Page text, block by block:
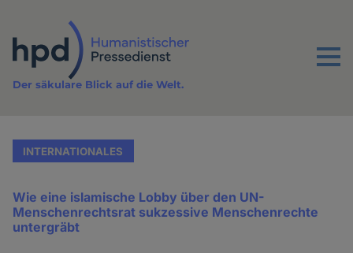
Inhalt
Menu
Der säkulare Blick auf die Welt.
INTERNATIONALES
Wie eine islamische Lobby über den UN-
Menschenrechtsrat sukzessive Menschenrechte
untergräbt